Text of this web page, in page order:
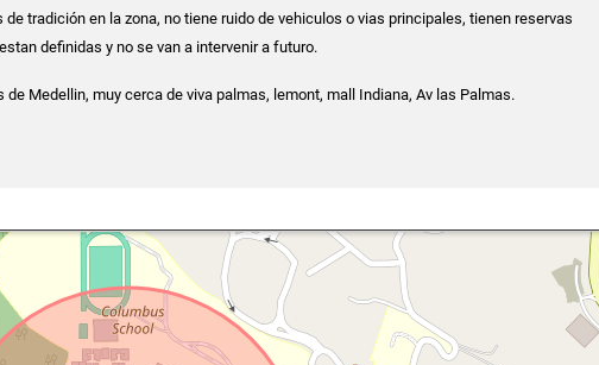
de tradición en la zona, no tiene ruido de vehiculos o vias principales, tienen reservas
definidas y no se van a intervenir a futuro.
de Medellin, muy cerca de viva palmas, lemont, mall Indiana, Av las Palmas.